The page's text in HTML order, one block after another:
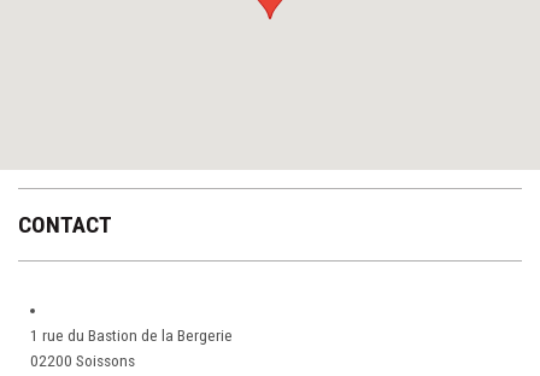
CONTACT
1 rue du Bastion de la Bergerie
02200 Soissons